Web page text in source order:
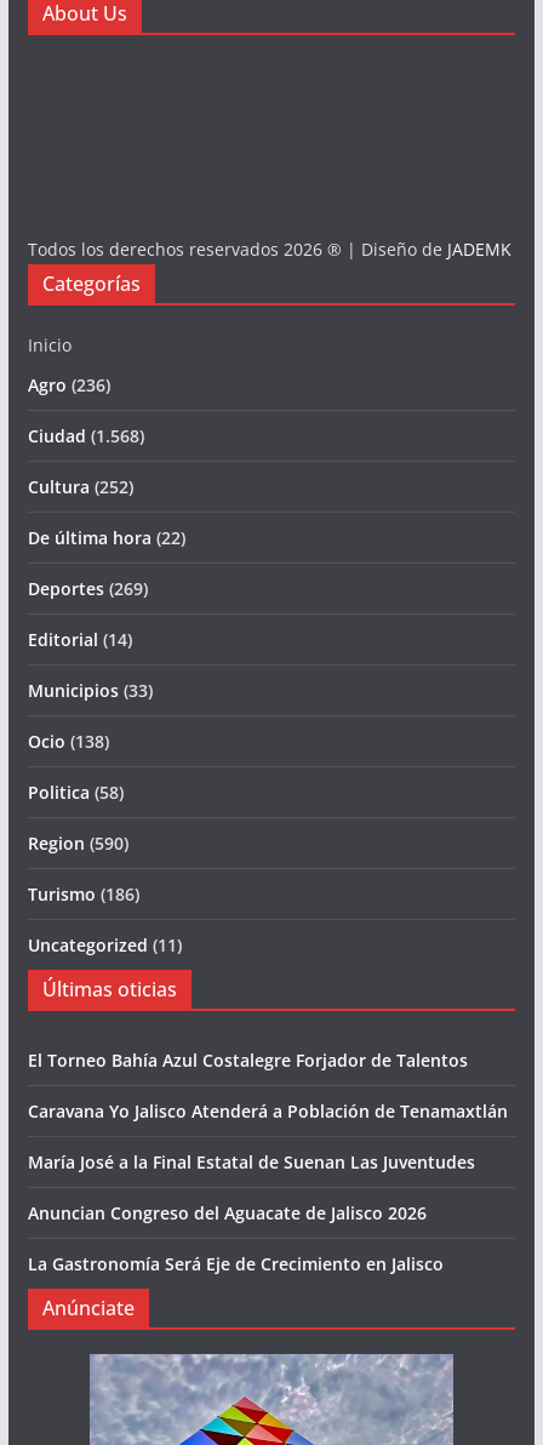
About Us
Todos los derechos reservados 2026 ® | Diseño de JADEMK
Categorías
Inicio
Agro (236)
Ciudad (1.568)
Cultura (252)
De última hora (22)
Deportes(269)
Editorial (14)
Municipios(33)
Ocio (138)
Politica (58)
Region (590)
Turismo (186)
Uncategorized (11)
Últimas oticias
El Torneo Bahía Azul Costalegre Forjador de Talentos
Caravana Yo Jalisco Atenderá a Población de Tenamaxtlán
María José a la Final Estatal de Suenan Las Juventudes
Anuncian Congreso del Aguacate de Jalisco 2026
La Gastronomía Será Eje de Crecimiento en Jalisco
Anúnciate